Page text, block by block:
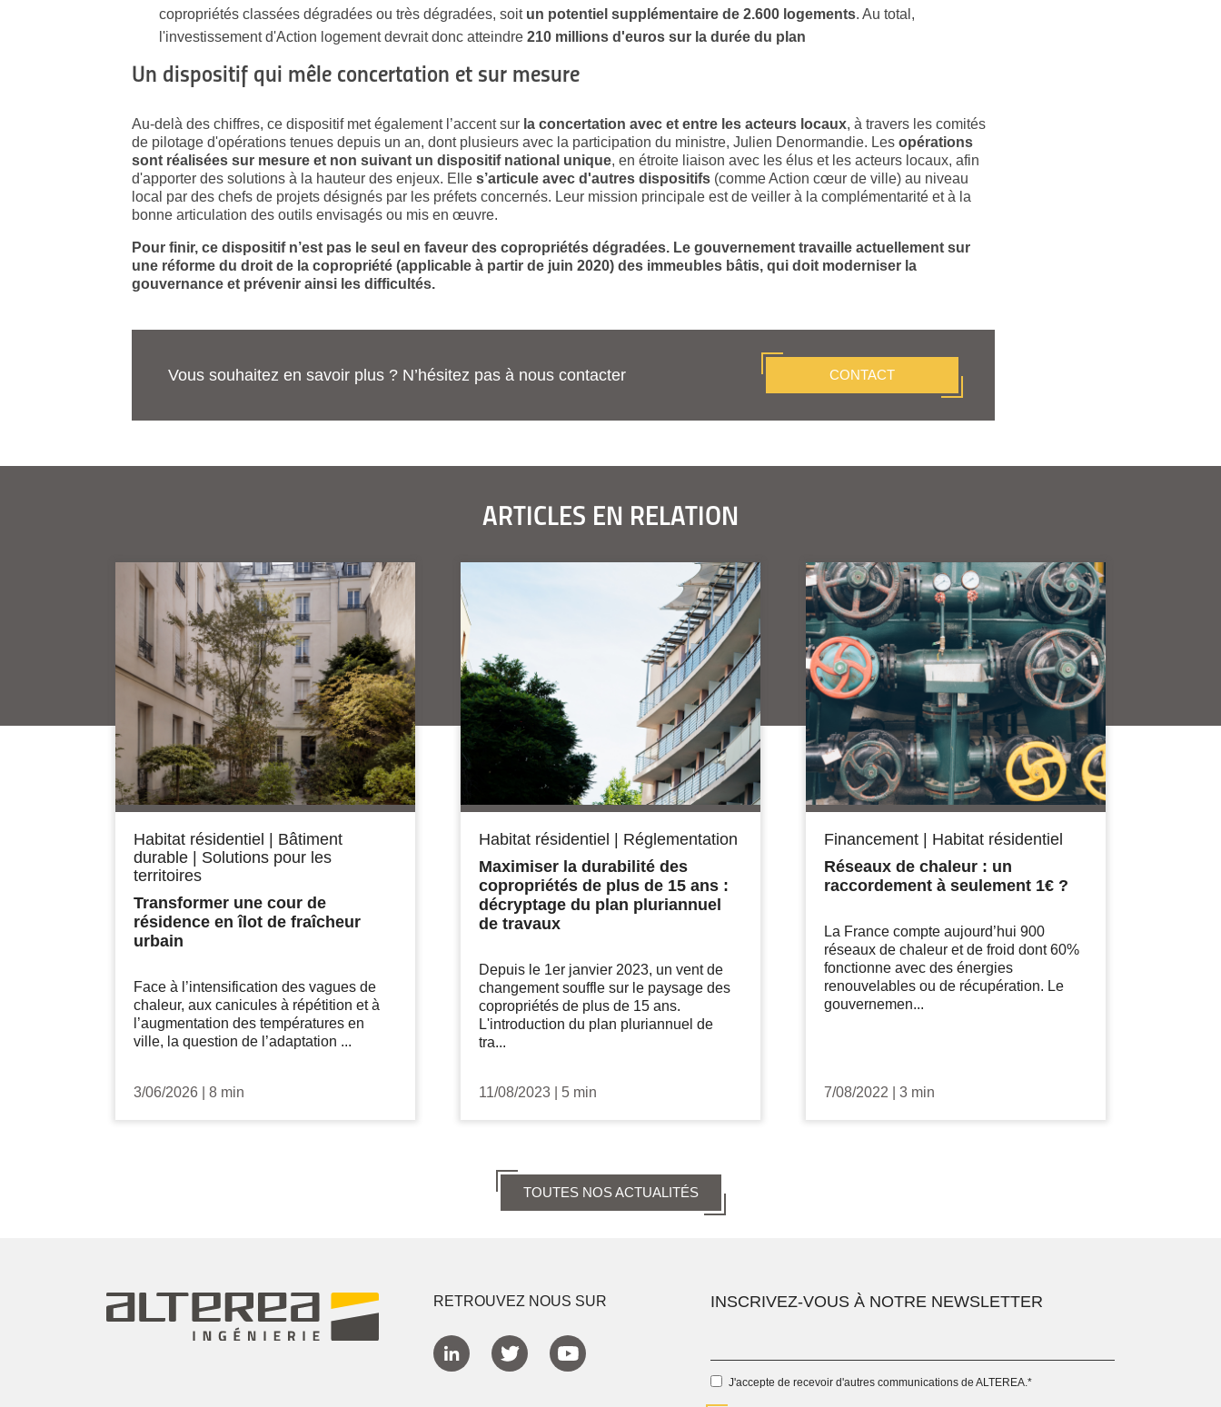
copropriétés classées dégradées ou très dégradées, soit un potentiel supplémentaire de 2.600 logements. Au total,
l'investissement d'Action logement devrait donc atteindre 210 millions d'euros sur la durée du plan
Un dispositif qui mêle concertation et sur mesure
Au-delà des chiffres, ce dispositif met également l’accent sur la concertation avec et entre les acteurs locaux, à travers les comités
de pilotage d'opérations tenues depuis un an, dont plusieurs avec la participation du ministre, Julien Denormandie. Les opérations
sont réalisées sur mesure et non suivant un dispositif national unique, en étroite liaison avec les élus et les acteurs locaux, afin
d'apporter des solutions à la hauteur des enjeux. Elle s’articule avec d'autres dispositifs (comme Action cœur de ville) au niveau
local par des chefs de projets désignés par les préfets concernés. Leur mission principale est de veiller à la complémentarité et à la
bonne articulation des outils envisagés ou mis en œuvre.
Pour finir, ce dispositif n’est pas le seul en faveur des copropriétés dégradées. Le gouvernement travaille actuellement sur
une réforme du droit de la copropriété (applicable à partir de juin 2020) des immeubles bâtis, qui doit moderniser la
gouvernance et prévenir ainsi les difficultés.
Vous souhaitez en savoir plus ? N’hésitez pas à nous contacter CONTACT
ARTICLES EN RELATION
Habitat résidentiel | Bâtiment
durable | Solutions pour les
territoires
Transformer une cour de
résidence en îlot de fraîcheur
urbain
Face à l’intensification des vagues de
chaleur, aux canicules à répétition et à
l’augmentation des températures en
ville, la question de l’adaptation ...
3/06/2026 8 min
Habitat résidentiel | Réglementation
Maximiser la durabilité des
copropriétés de plus de 15 ans :
décryptage du plan pluriannuel
de travaux
Depuis le 1er janvier 2023, un vent de
changement souffle sur le paysage des
copropriétés de plus de 15 ans.
L'introduction du plan pluriannuel de
tra...
11/08/2023 5 min
Financement | Habitat résidentiel
Réseaux de chaleur : un
raccordement à seulement 1€ ?
La France compte aujourd’hui 900
réseaux de chaleur et de froid dont 60%
fonctionne avec des énergies
renouvelables ou de récupération. Le
gouvernemen...
7/08/2022 3 min
TOUTES NOS ACTUALITÉS
RETROUVEZ NOUS SUR INSCRIVEZ-VOUS À NOTRE NEWSLETTER
J'accepte de recevoir d'autres communications de ALTEREA.*